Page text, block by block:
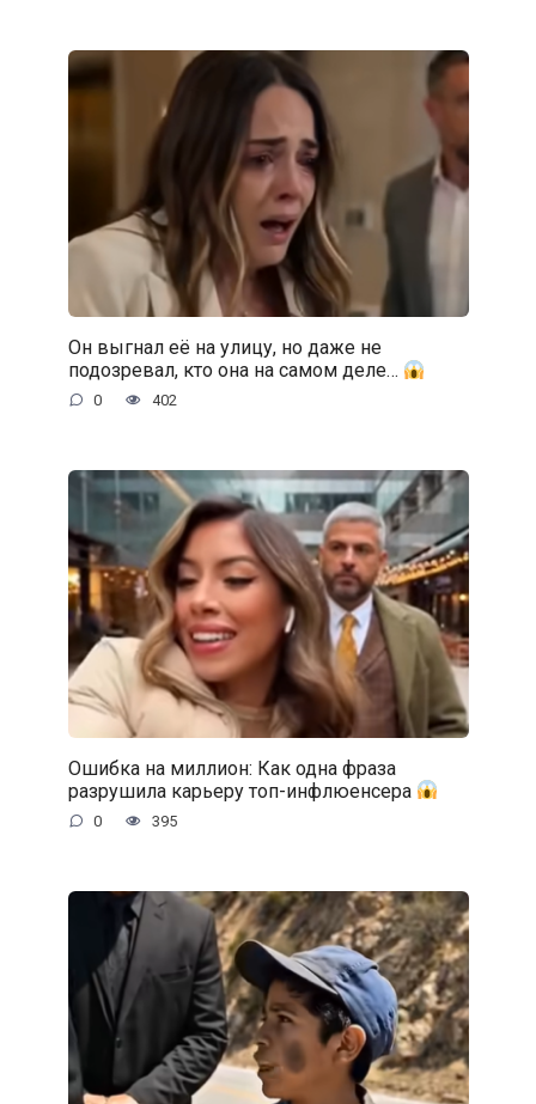
Он выгнал её на улицу, но даже не
подозревал, кто она на самом деле…
0 402
Ошибка на миллион: Как одна фраза
разрушила карьеру топ-инфлюенсера
0 395